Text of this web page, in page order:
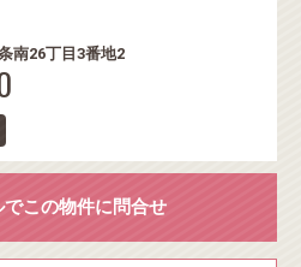
南26丁目3番地2
でこの物件に問合せ